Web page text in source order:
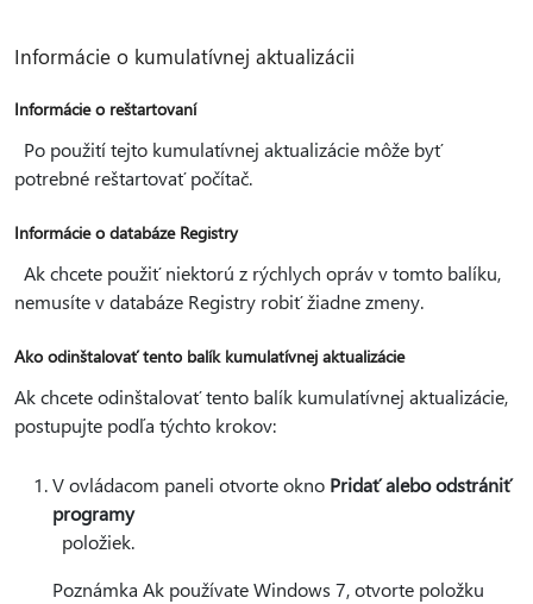
Informácie o kumulatívnej aktualizácii
Informácie o reštartovaní
Po použití tejto kumulatívnej aktualizácie môže byť
potrebné reštartovať počítač.
Informácie o databáze Registry
Ak chcete použiť niektorú z rýchlych opráv v tomto balíku,
nemusíte v databáze Registry robiť žiadne zmeny.
Ako odinštalovať tento balík kumulatívnej aktualizácie
Ak chcete odinštalovať tento balík kumulatívnej aktualizácie,
postupujte podľa týchto krokov:
V ovládacom paneli otvorte okno Pridať alebo odstrániť
programy
položiek.
Poznámka Ak používate Windows 7, otvorte položku